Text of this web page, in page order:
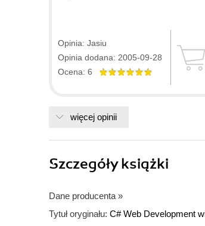
Opinia: Jasiu
Opinia dodana: 2005-09-28
Ocena: 6
więcej opinii
Szczegółyksiążki
Dane producenta »
Tytuł oryginału: C# Web Development